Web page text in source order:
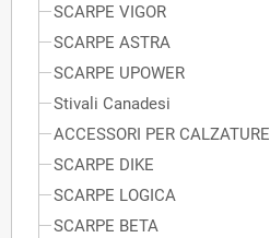
SCARPE VIGOR
SCARPE ASTRA
SCARPE UPOWER
Stivali Canadesi
ACCESSORI PER CALZATURE
SCARPE DIKE
SCARPE LOGICA
SCARPE BETA